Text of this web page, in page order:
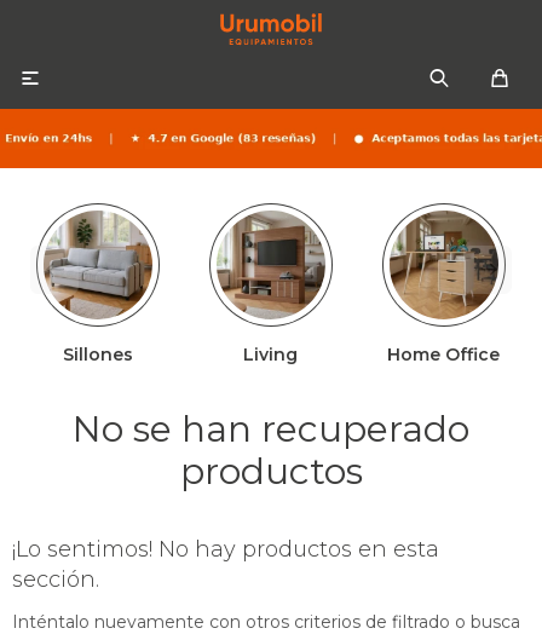

Sillones Living Home Office
No se han recuperado
productos
¡Lo sentimos! No hay productos en esta
sección.
Inténtalo nuevamente con otros criterios de filtrado o busca
Colchones
Sommiers
Ropa de cama